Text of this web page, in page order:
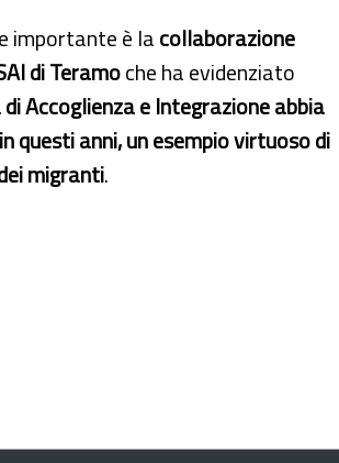
importante è lacollaborazione
di Teramoche ha evidenziato
Accoglienza e Integrazione abbia
questi anni, un esempio virtuoso di
migranti.